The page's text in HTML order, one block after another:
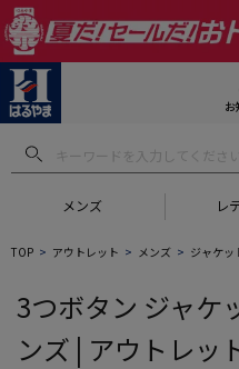
お
メンズ レ
フトにおすすめ #セットアッ
TOP アウトレット メンズ ジャケッ
3つボタン ジャケ
ンズ | アウトレッ